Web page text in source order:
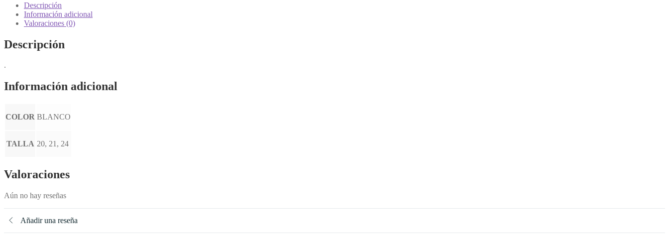
Descripción
Información adicional
Valoraciones (0)
Descripción
.
Información adicional
COLOR BLANCO
TALLA 20, 21, 24
Valoraciones
Aún no hay reseñas
Añadir una reseña